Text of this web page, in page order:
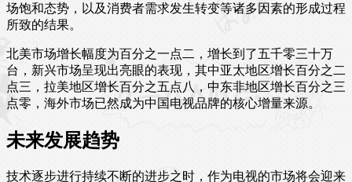
场饱和态势，以及消费者需求发生转变等诸多因素的形成过程
所致的结果。
北美市场增长幅度为百分之一点二，增长到了五千零三十万
台，新兴市场呈现出亮眼的表现，其中亚太地区增长百分之二
点三，拉美地区增长百分之五点八，中东非地区增长百分之三
点零，海外市场已然成为中国电视品牌的核心增量来源。
未来发展趋势
技术逐步进行持续不断的进步之时，作为电视的市场将会迎来